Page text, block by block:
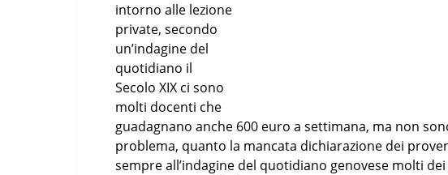
intorno alle lezione
private, secondo
un’indagine del
quotidiano il
Secolo XIX ci sono
molti docenti che
guadagnano anche 600 euro a settimana, ma non
problema, quanto la mancata dichiarazione dei
sempre all’indagine del quotidiano genovese molti